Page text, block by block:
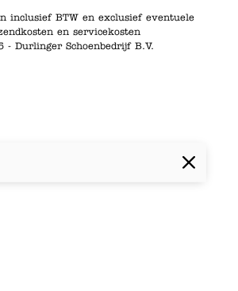
inclusief BTW en exclusief eventuele
en servicekosten
- Durlinger Schoenbedrijf B.V.